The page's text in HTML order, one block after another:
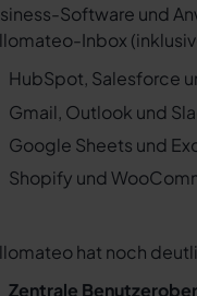
Software und
Inbox
HubSpot, Salesforce
Gmail, Outlook und
Google Sheets und
Shopify und
hat noch
Zentrale